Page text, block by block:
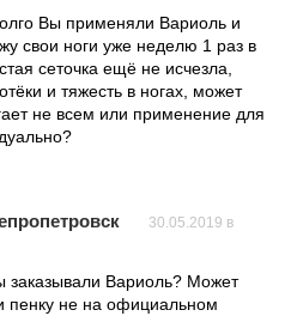
Вы применяли Вариоль и
свои ноги уже неделю 1 раз в
сеточка ещё не исчезла,
и тяжесть в ногах, может
не всем или применение для
30.05.2019 в
заказывали Вариоль? Может
пенку не на официальном